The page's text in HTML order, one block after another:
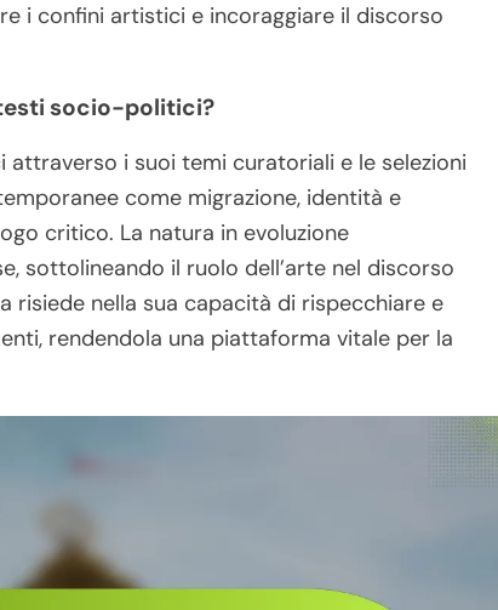
i confini artistici e incoraggiare il discorso
socio-politici?
i suoi temi curatoriali e le selezioni
come migrazione, identità e
critico. La natura in evoluzione
sottolineando il ruolo dell’arte nel discorso
risiede nella sua capacità di rispecchiare e
rendendola una piattaforma vitale per la